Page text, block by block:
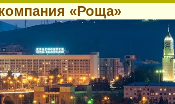
компания «Роща»